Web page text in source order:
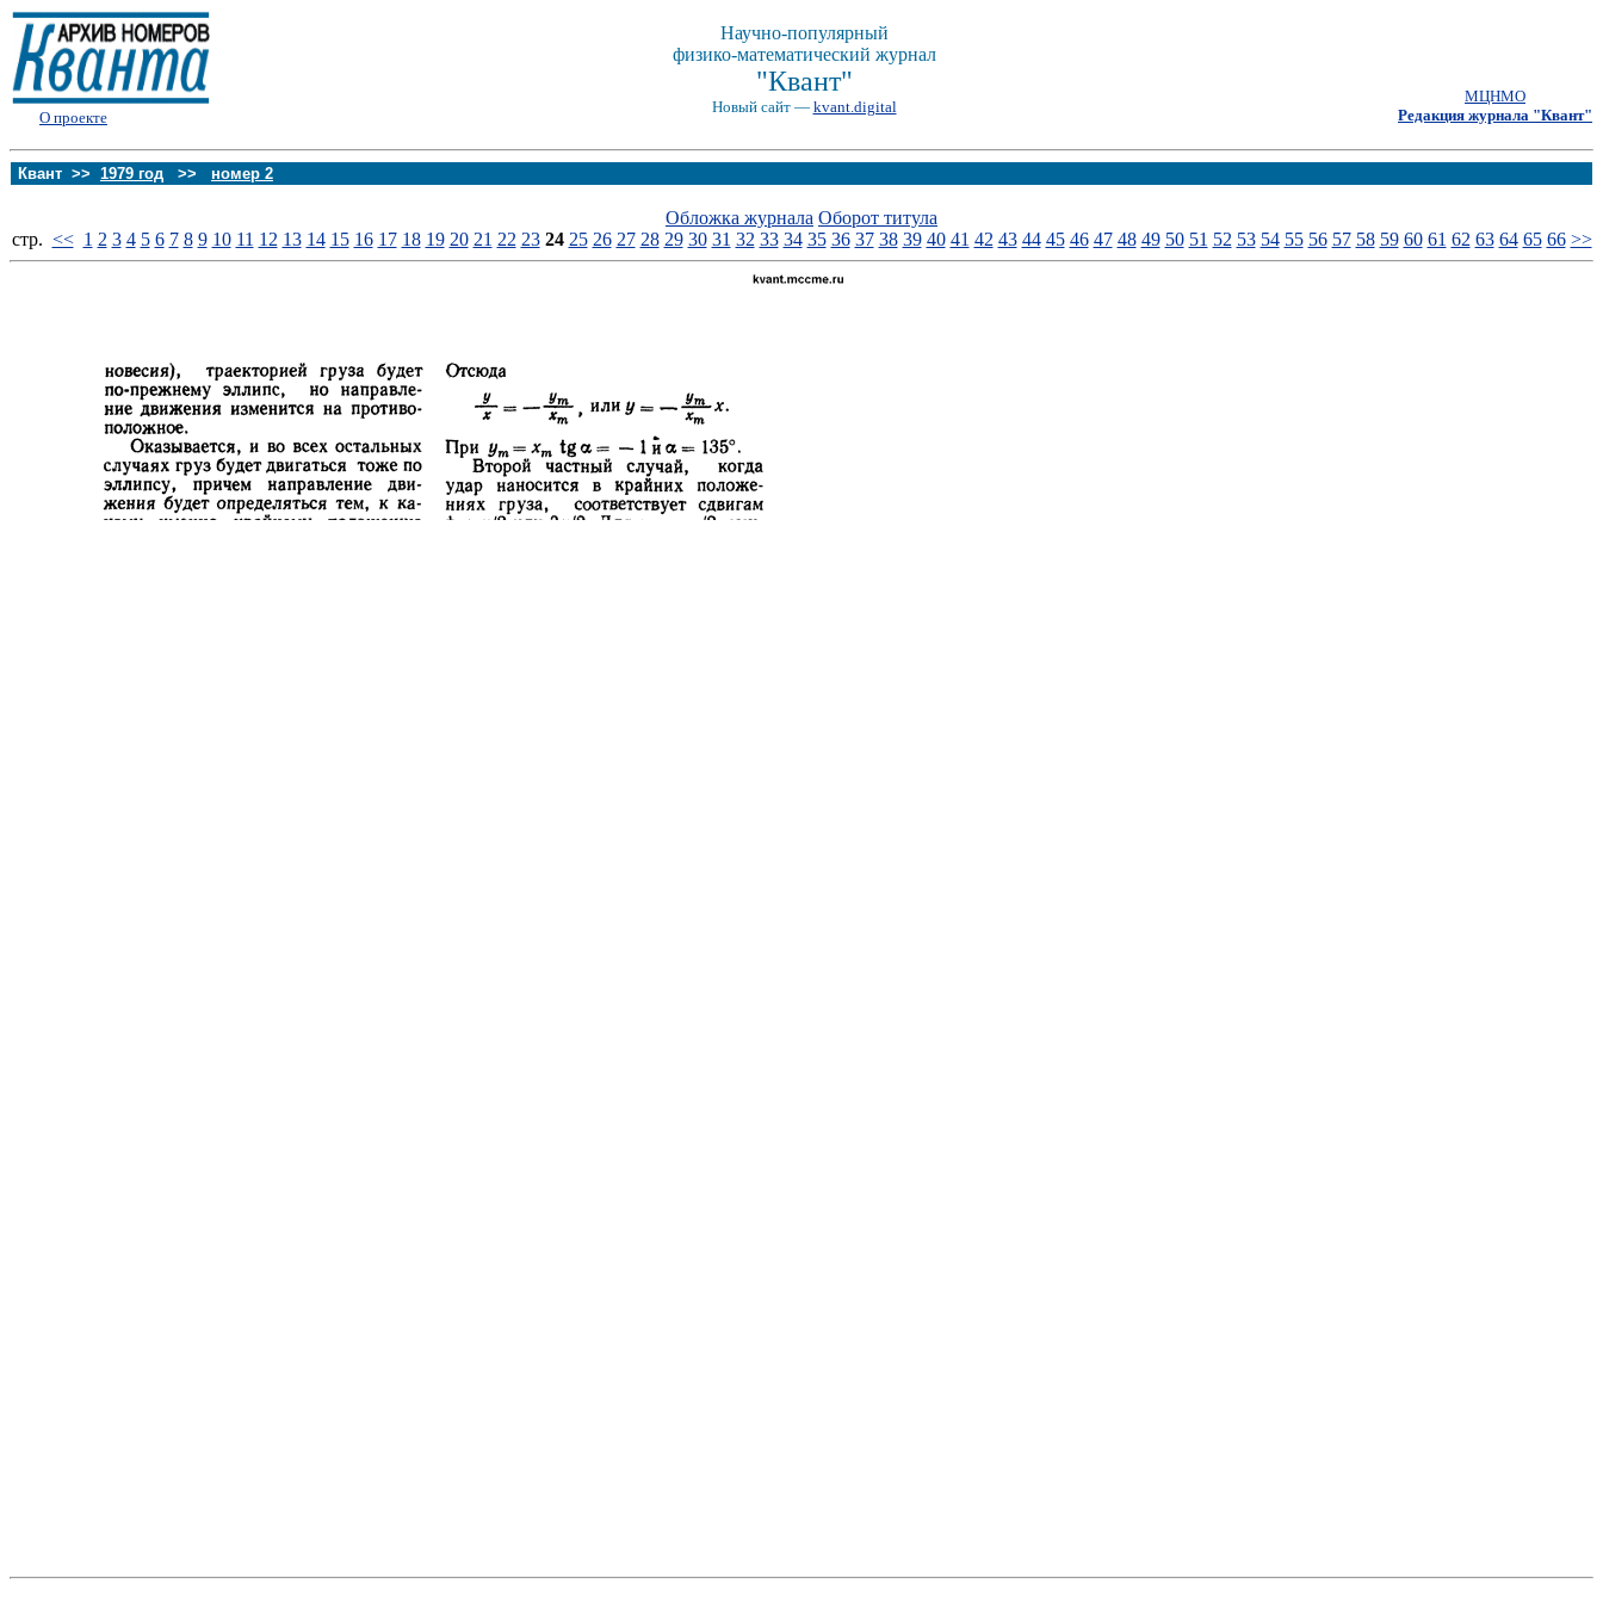
О проекте
Научно-популярный
физико-математический журнал
"Квант"
Новый сайт — kvant.digital
МЦНМО
Редакция журнала "Квант"
Квант >> 1979 год >> номер 2
Обложка журнала Оборот титула
стp. << 1 2 3 4 5 6 7 8 9 10 11 12 13 14 15 16 17 18 19 20 21 22 23 24 25 26 27 28 29 30 31 32 33 34 35 36 37 38 39 40 41 42 43 44 45 46 47 48 49 50 51 52 53 54 55 56 57 58 59 60 61 62 63 64 65 66 >>